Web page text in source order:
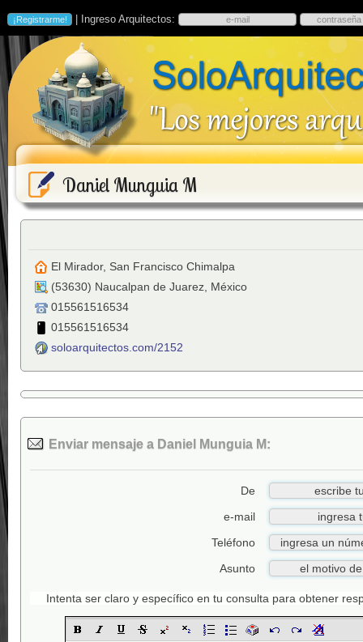
| Ingreso Arquitectos:
Daniel Munguia M
El Mirador, San Francisco Chimalpa
(53630) Naucalpan de Juarez México
015561516534
015561516534
soloarquitectos.com/2152
Enviar mensaje a Daniel Munguia M:
De
e-mail
Teléfono
Asunto
Intenta ser claro y específico en tu consulta para obtener